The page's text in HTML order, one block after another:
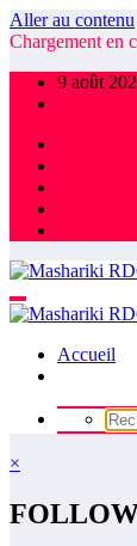
Aller au contenu
Chargement en
9 août
Accueil
×